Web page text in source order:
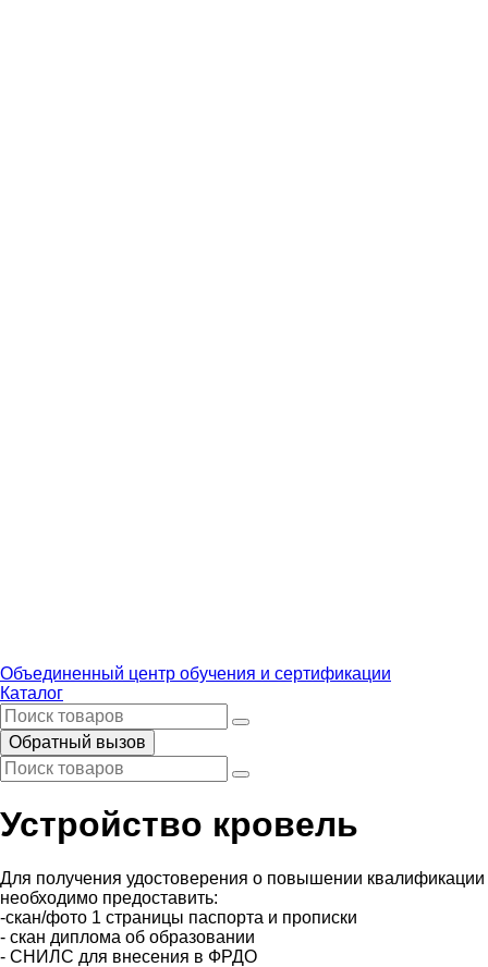
Объединенный центр обучения и сертификации
Каталог
Обратный вызов
Устройство кровель
Для получения удостоверения о повышении квалификации
необходимо предоставить:
-скан/фото 1 страницы паспорта и прописки
- скан диплома об образовании
- СНИЛС для внесения в ФРДО